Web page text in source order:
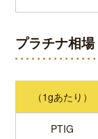
プラチナ相場
（1gあたり）
PTIG